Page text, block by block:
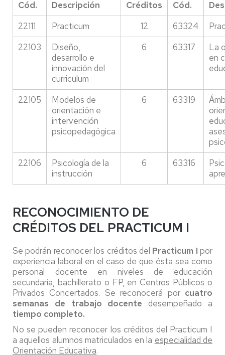
Cód. Descripción Créditos Cód.
22111
Practicum 12 63324
22103
Diseño,
desarrollo e
innovación del
curriculum
6 63317
La
en
22105
Modelos de
orientación e
intervención
psicopedagógica
6 63319
22106
Psicología de la
instrucción
6 63316
RECONOCIMIENTO DE
CRÉDITOS DEL PRACTICUM I
Se podrán reconocer los créditos del Practicum I por
experiencia laboral en el caso de que ésta sea como
personal docente en niveles de educación
secundaria, bachillerato o FP, en Centros Públicos o
Privados Concertados. Se reconocerá por cuatro
semanas de trabajo docente desempeñado a
tiempo completo.
No se pueden reconocer los créditos del Practicum I
a aquellos alumnos matriculados en la especialidad de
Orientación Educativa.